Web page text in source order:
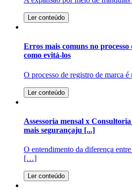
Ler conteúdo
Erros mais comuns no
como evitá-los
O processo de registro de marca
Ler conteúdo
Assessoria mensal x
mais segurançaju [...]
O entendimento da diferença entre
[…]
Ler conteúdo